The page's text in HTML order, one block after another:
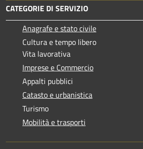
CATEGORIE DI SERVIZIO
Anagrafe e stato civile
Cultura e tempo libero
Vita lavorativa
Imprese e Commercio
Appalti pubblici
Catasto e urbanistica
Turismo
Mobilità e trasporti